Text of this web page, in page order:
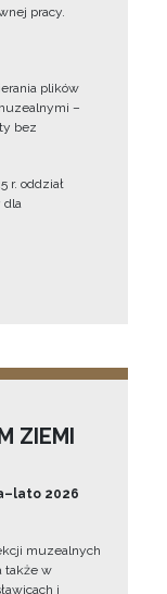
pracy.
plików
–
bez
r. oddział
dla
ZIEMI
2026
muzealnych
także w
i